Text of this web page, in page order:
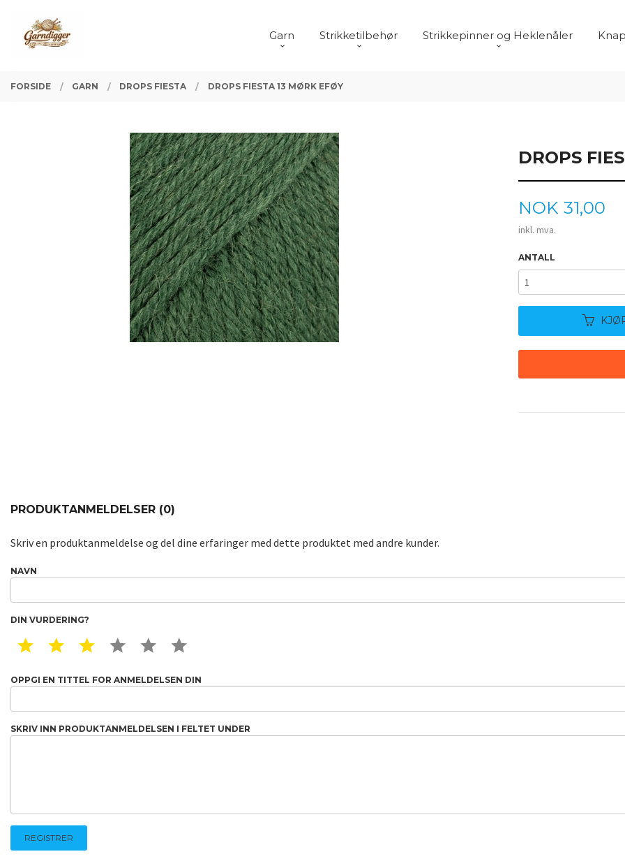
innholdet
PRODUKTER
Garn Strikketilbehør Strikkepinner og Heklenåler
FORSIDE GARN DROPS FIESTA DROPS FIESTA 13 MØRK EFØY
DROPS
Pris
NOK 31,00
inkl. mva.
ANTALL
PRODUKTANMELDELSER (0)
Skriv en produktanmeldelse og del dine erfaringer med dette produktet med andre kunder.
NAVN
DIN VURDERING?
1 STAR2 STAR3 STAR4 STAR5 STAR
OPPGI EN TITTEL FOR ANMELDELSEN DIN
SKRIV INN PRODUKTANMELDELSEN I FELTET UNDER